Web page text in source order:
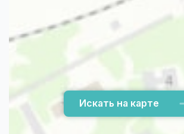
Искать на карте